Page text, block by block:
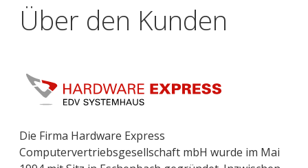
Über den Kunden
Die Firma Hardware Express
Computervertriebsgesellschaft mbH wurde im Mai